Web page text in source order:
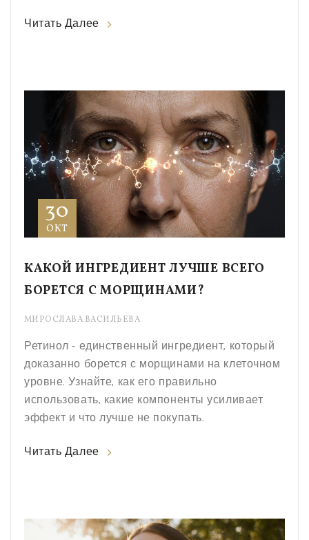
Читать Далее
30
ОКТ
КАКОЙ ИНГРЕДИЕНТ ЛУЧШЕ ВСЕГО
БОРЕТСЯ С МОРЩИНАМИ?
МИРОСЛАВА ВАСИЛЬЕВА
Ретинол - единственный ингредиент, который
доказанно борется с морщинами на клеточном
уровне. Узнайте, как его правильно
использовать, какие компоненты усиливает
эффект и что лучше не покупать.
Читать Далее